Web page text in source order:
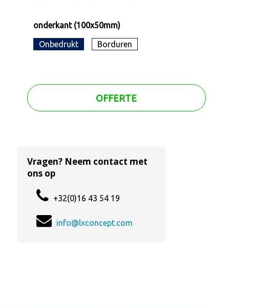
onderkant (100x50mm)
Onbedrukt Borduren
OFFERTE
Vragen? Neem contact met
ons op
+32(0)16 43 54 19
info@lxconcept.com